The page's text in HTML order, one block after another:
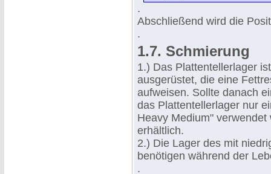
.
Abschließend wird die
.
1.7. Schmierung
1.) Das Plattentellerlager
ausgerüstet, die eine
aufweisen. Sollte danach
das Plattentellerlager nur
Heavy Medium"
erhältlich.
2.) Die Lager des mit
benötigen während der
.